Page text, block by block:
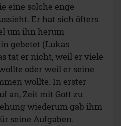
eine solche enge
Er hat sich öfters
um ihn herum
gebetet (Lukas
tat er nicht, weil er viele
oder weil er seine
wollte. In erster
an, Zeit mit Gott zu
wiederum gab ihm
seine Aufgaben.